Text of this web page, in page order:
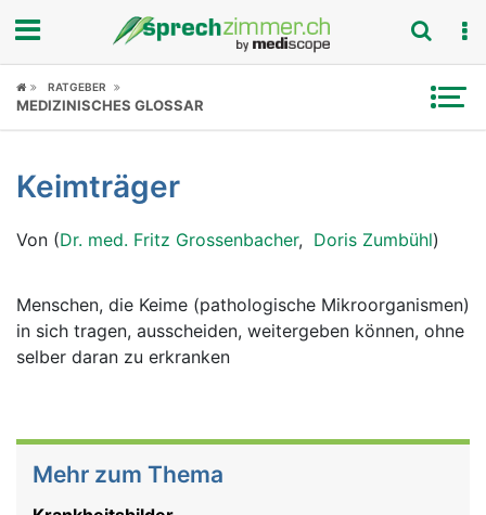
Fokus
Symptome
Untersuchungen
News
Ratgeber
RATGEBER
MEDIZINISCHES GLOSSAR
Keimträger
Von (Dr. med. Fritz Grossenbacher, Doris Zumbühl)
Menschen, die Keime (pathologische Mikroorganismen)
in sich tragen, ausscheiden, weitergeben können, ohne
selber daran zu erkranken
Mehr zum Thema